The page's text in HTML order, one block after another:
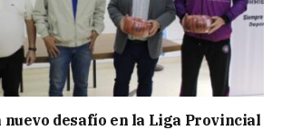
nuevo desafío en la Liga Provincial